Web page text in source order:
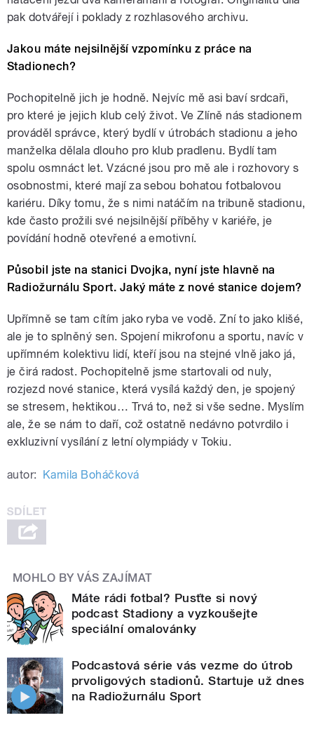
pak dotvářejí i poklady z rozhlasového archivu.
Jakou máte nejsilnější vzpomínku z práce na
Stadionech?
Pochopitelně jich je hodně. Nejvíc mě asi baví srdcaři,
pro které je jejich klub celý život. Ve Zlíně nás stadionem
prováděl správce, který bydlí v útrobách stadionu a jeho
manželka dělala dlouho pro klub pradlenu. Bydlí tam
spolu osmnáct let. Vzácné jsou pro mě ale i rozhovory s
osobnostmi, které mají za sebou bohatou fotbalovou
kariéru. Díky tomu, že s nimi natáčím na tribuně stadionu,
kde často prožili své nejsilnější příběhy v kariéře, je
povídání hodně otevřené a emotivní.
Působil jste na stanici Dvojka, nyní jste hlavně na
Radiožurnálu Sport. Jaký máte z nové stanice dojem?
Upřímně se tam cítím jako ryba ve vodě. Zní to jako klišé,
ale je to splněný sen. Spojení mikrofonu a sportu, navíc v
upřímném kolektivu lidí, kteří jsou na stejné vlně jako já,
je čirá radost. Pochopitelně jsme startovali od nuly,
rozjezd nové stanice, která vysílá každý den, je spojený
se stresem, hektikou… Trvá to, než si vše sedne. Myslím
ale, že se nám to daří, což ostatně nedávno potvrdilo i
exkluzivní vysílání z letní olympiády v Tokiu.
autor: Kamila Boháčková
MOHLO BY VÁS ZAJÍMAT
Máte rádi fotbal? Pusťte si nový
podcast Stadiony a vyzkoušejte
speciální omalovánky
Podcastová série vás vezme do útrob
prvoligových stadionů. Startuje už dnes
na Radiožurnálu Sport